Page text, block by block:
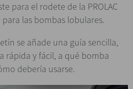
para el rodete de la PROLAC
las bombas lobulares.
se añade una guía sencilla,
rápida y fácil, a qué bomba
debería usarse.